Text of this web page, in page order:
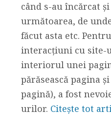
când s-au încărcat
următoarea, de
făcut asta etc.
interacțiuni cu site-
interiorul unei
părăsească pagina
pagină), a fost
urilor. Citește tot